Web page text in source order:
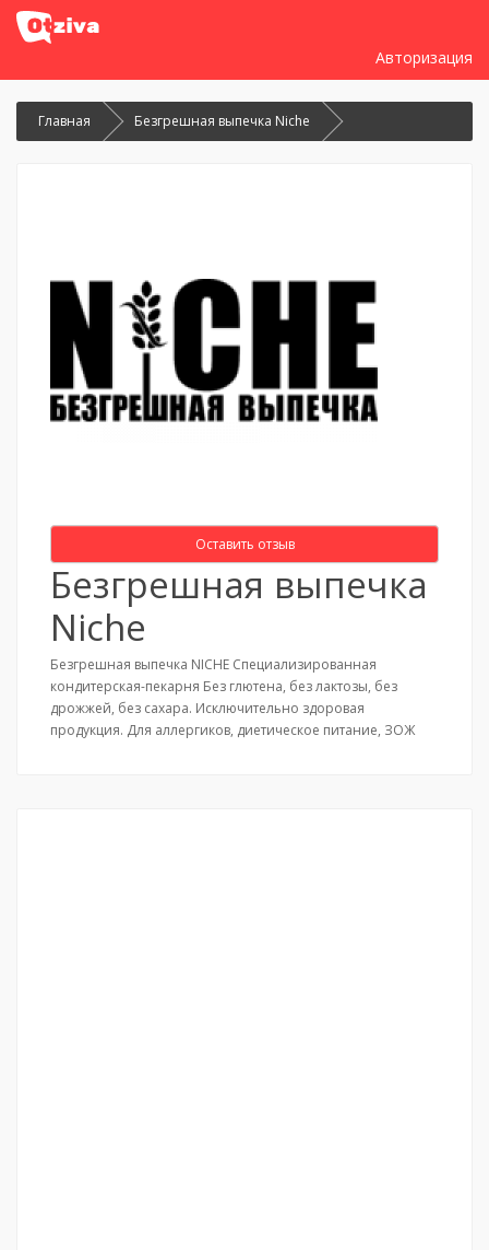
Авторизация
Главная Безгрешная выпечка Niche
Оставить отзыв
Безгрешная выпечка
Niche
Безгрешная выпечка NICHE Специализированная
кондитерская-пекарня Без глютена, без лактозы, без
дрожжей, без сахара. Исключительно здоровая
продукция. Для аллергиков, диетическое питание, ЗОЖ